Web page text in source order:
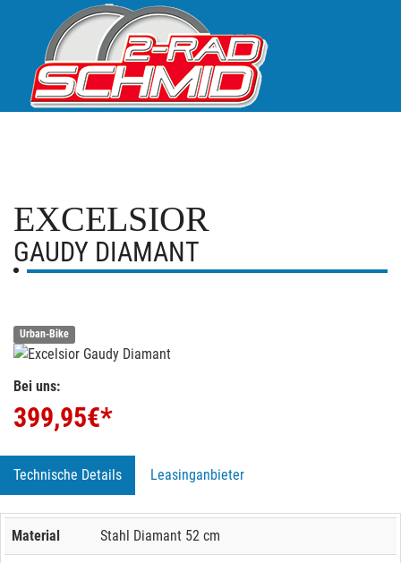
EXCELSIOR
GAUDY DIAMANT
Urban-Bike
Bei uns:
399,95€*
Technische Details Leasinganbieter
Material Stahl Diamant 52 cm